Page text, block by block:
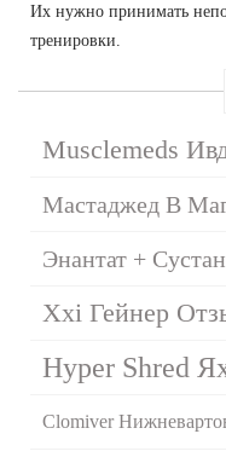
Их нужно принимать
тренировки.
Musclemeds
Мастаджед В
Энантат +
Xxi Гейнер
Hyper Shred
Clomiver